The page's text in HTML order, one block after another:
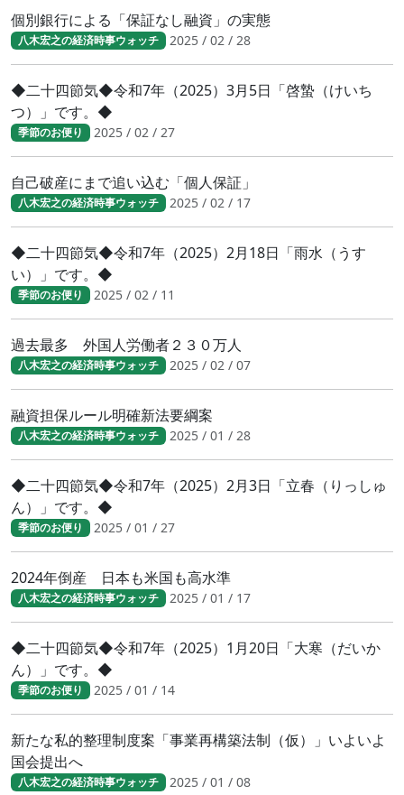
個別銀行による「保証なし融資」の実態
八木宏之の経済時事ウォッチ 2025 / 02 / 28
◆二十四節気◆令和7年（2025）3月5日「啓蟄（けいち
つ）」です。◆
季節のお便り 2025 / 02 / 27
自己破産にまで追い込む「個人保証」
八木宏之の経済時事ウォッチ 2025 / 02 / 17
◆二十四節気◆令和7年（2025）2月18日「雨水（うす
い）」です。◆
季節のお便り 2025 / 02 / 11
過去最多 外国人労働者２３０万人
八木宏之の経済時事ウォッチ 2025 / 02 / 07
融資担保ルール明確新法要綱案
八木宏之の経済時事ウォッチ 2025 / 01 / 28
◆二十四節気◆令和7年（2025）2月3日「立春（りっしゅ
ん）」です。◆
季節のお便り 2025 / 01 / 27
2024年倒産 日本も米国も高水準
八木宏之の経済時事ウォッチ 2025 / 01 / 17
◆二十四節気◆令和7年（2025）1月20日「大寒（だいか
ん）」です。◆
季節のお便り 2025 / 01 / 14
新たな私的整理制度案「事業再構築法制（仮）」いよいよ
国会提出へ
八木宏之の経済時事ウォッチ 2025 / 01 / 08